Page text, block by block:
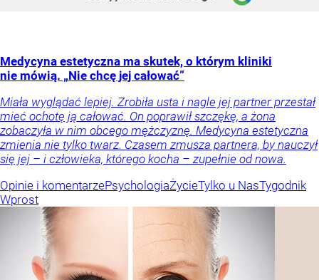
Medycyna estetyczna ma skutek, o którym kliniki
nie mówią. „Nie chcę jej całować”
Miała wyglądać lepiej. Zrobiła usta i nagle jej partner przestał
mieć ochotę ją całować. On poprawił szczękę, a żona
zobaczyła w nim obcego mężczyznę. Medycyna estetyczna
zmienia nie tylko twarz. Czasem zmusza partnera, by nauczył
się jej – i człowieka, którego kocha – zupełnie od nowa.
Opinie i komentarzePsychologiaŻycieTylko u NasTygodnik
Wprost